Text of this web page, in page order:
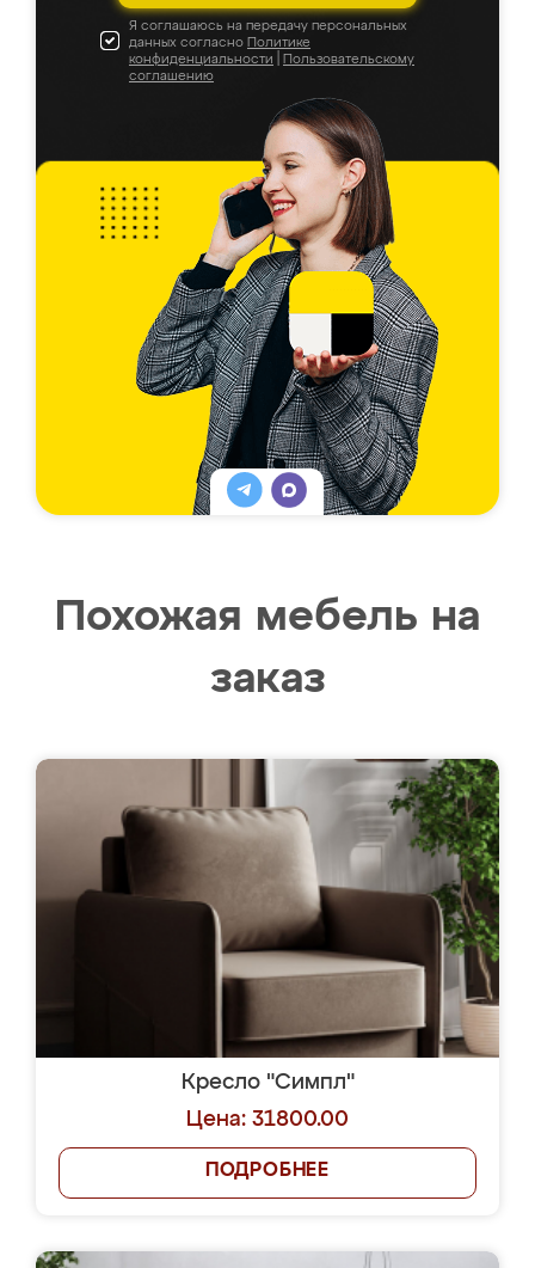
Я соглашаюсь на передачу персональных
данных согласно Политике
конфиденциальности
Пользовательскому
соглашению
Похожая мебель на
заказ
Кресло "Симпл"
Цена: 31800.00
ПОДРОБНЕЕ